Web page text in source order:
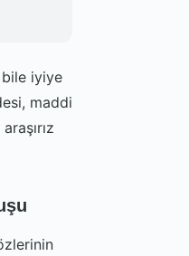
bile iyiye
maddi